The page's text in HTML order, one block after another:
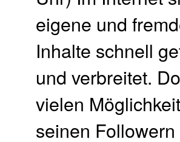
eigene und
Inhalte schnell
und verbreitet.
vielen
seinen Followern